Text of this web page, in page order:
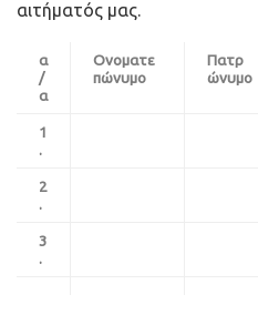
αιτήματός μας.
α
/
α
Ονοματε
πώνυμο
Πατρ
ώνυμο
1
.
2
.
3
.